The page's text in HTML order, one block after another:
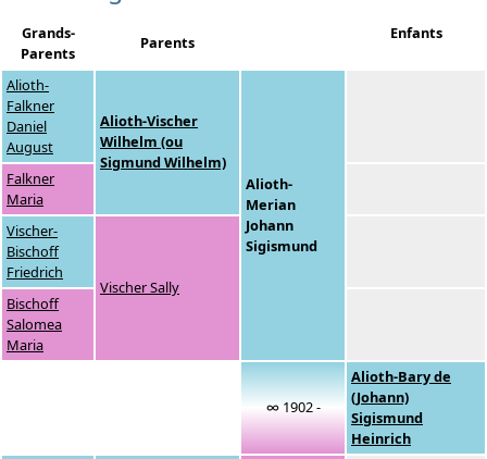
Grands-
Parents
Parents Enfants
Alioth-
Falkner
Daniel
August
Alioth-Vischer
Wilhelm (ou
Sigmund Wilhelm)
Alioth-
Merian
Johann
Sigismund
Falkner
Maria
Vischer-
Bischoff
Friedrich
Vischer Sally
Bischoff
Salomea
Maria
∞ 1902 -
Alioth-Bary de
(Johann)
Sigismund
Heinrich